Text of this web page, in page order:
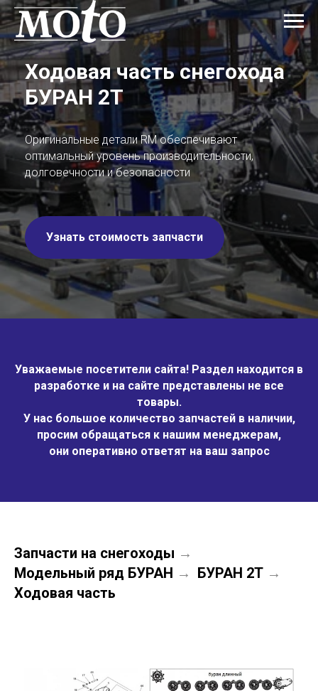
Ходовая часть снегохода
БУРАН 2Т
Оригинальные детали RM обеспечивают
оптимальный уровень производительности,
долговечности и безопасности
Узнать стоимость запчасти
Уважаемые посетители сайта! Раздел находится в
разработке и на сайте представлены не все
товары.
У нас большое количество запчастей в наличии,
просим обращаться к нашим менеджерам,
они оперативно ответят на ваш запрос
Запчасти на снегоходы →
Модельный ряд БУРАН → БУРАН 2Т →
Ходовая часть